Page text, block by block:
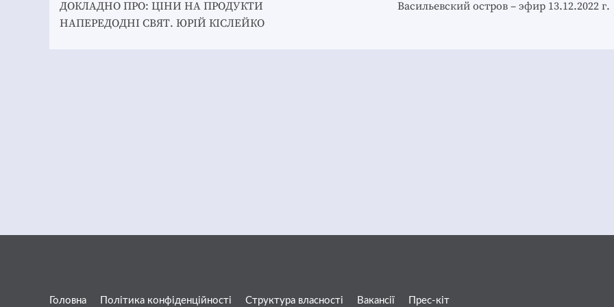
navigation
ДОКЛАДНО ПРО: ЦІНИ НА ПРОДУКТИ
НАПЕРЕДОДНІ СВЯТ. ЮРІЙ КІСЛЕЙКО
Васильевский остров – эфир 13.12.2022 г.
Головна Політика конфіденційності Структура власності Вакансії Прес-кіт